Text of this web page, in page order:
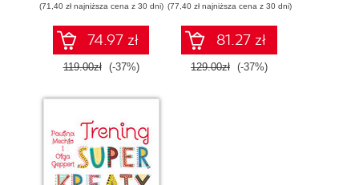
(71,40 zł najniższa cena z 30 dni)
74.97 zł
119.00zł (-37%)
(77,40 zł najniższa cena z 30 dni)
81.27 zł
129.00zł (-37%)